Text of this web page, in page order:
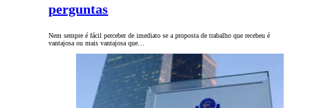
perguntas
Nem sempre é fácil perceber de imediato se a proposta de trabalho que recebeu é
vantajosa ou mais vantajosa que…